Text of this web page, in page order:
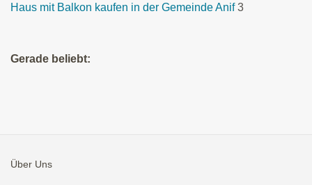
Haus mit Balkon kaufen in der Gemeinde Anif 3
Gerade beliebt:
Über Uns